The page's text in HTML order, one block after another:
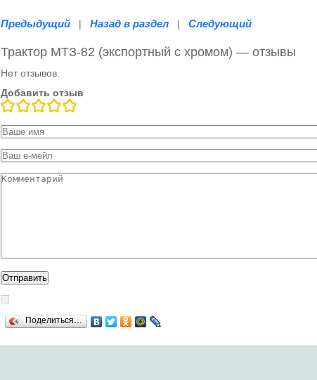
Предыдущий | Назад в раздел | Следующий
Трактор МТЗ-82 (экспортный с хромом) — отзывы
Нет отзывов.
Добавить отзыв
Поделиться…